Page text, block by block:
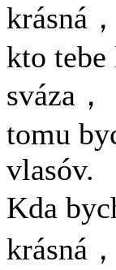
krásná，
kto
sváza，
tomu
vlasóv.
Kda
krásná，